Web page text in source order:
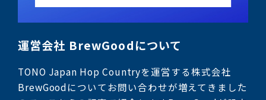
運営会社 BrewGoodについて
TONO Japan Hop Countryを運営する株式会社
BrewGoodについてお問い合わせが増えてきました